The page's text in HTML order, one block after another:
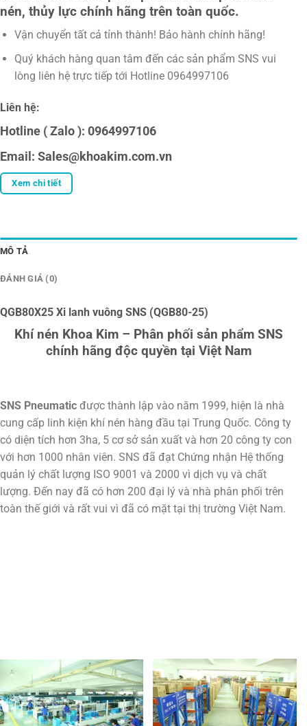
nén, thủy lực chính hãng trên toàn quốc.
Vận chuyển tất cả tỉnh thành! Bảo hành chính hãng!
Quý khách hàng quan tâm đến các sản phẩm SNS vui
lòng liên hệ trực tiếp tới Hotline 0964997106
Liên hệ:
Hotline ( Zalo ): 0964997106
Email: Sales@khoakim.com.vn
Xem chi tiết
MÔ TẢ
ĐÁNH GIÁ (0)
QGB80X25 Xi lanh vuông SNS (QGB80-25)
Khí nén Khoa Kim – Phân phối sản phẩm SNS
chính hãng độc quyền tại Việt Nam
SNS Pneumatic được thành lập vào năm 1999, hiện là nhà
cung cấp linh kiện khí nén hàng đầu tại Trung Quốc. Công ty
có diện tích hơn 3ha, 5 cơ sở sản xuất và hơn 20 công ty con
với hơn 1000 nhân viên. SNS đã đạt Chứng nhận Hệ thống
quản lý chất lượng ISO 9001 và 2000 vì dịch vụ và chất
lượng. Đến nay đã có hơn 200 đại lý và nhà phân phối trên
toàn thế giới và rất vui vì đã có mặt tại thị trường Việt Nam.